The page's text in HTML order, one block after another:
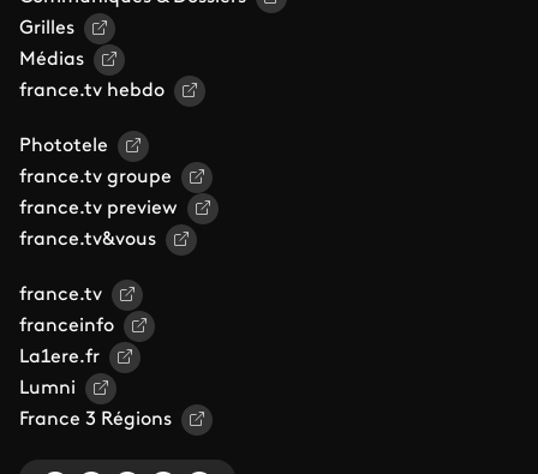
Grilles
Médias
france.tv hebdo
Phototele
france.tv groupe
france.tv preview
france.tv&vous
france.tv
franceinfo
La1ere.fr
Lumni
France 3 Régions